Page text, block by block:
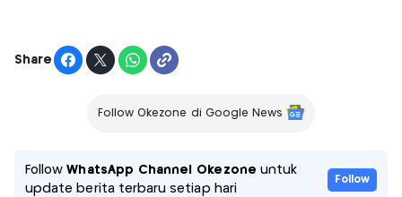
Share
Follow Okezone di Google News
FollowWhatsApp Channel Okezone untuk
update berita terbaru setiap hari
Follow